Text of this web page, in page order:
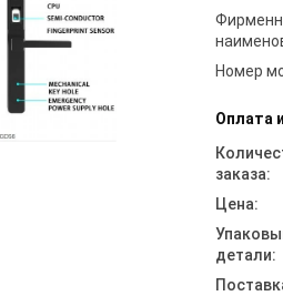
Номер
Оплата
заказа:
Цена:
детали: